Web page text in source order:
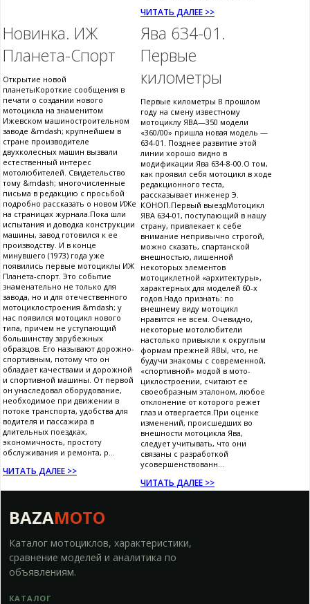
ЧИТАТЬ ДАЛЕЕ >>
Новинка. ИЖ
Планета-Спорт
Открытие новой
планетыКороткие сообщения в
печати о создании нового
мотоцикла на знаменитом
Ижевском машиностроительном
заводе &mdash; крупнейшем в
стране производителе
двухколесных машин вызвали
естественный интерес
мотолюбителей. Свидетельство
тому &mdash; многочисленные
письма в редакцию с просьбой
подробно рассказать о новом ИЖе
на страницах журнала.Пока шли
испытания и доводка конструкции
машины, завод готовился к ее
производству. И в конце
минувшего (1973) года уже
появились первые мотоциклы ИЖ
Планета-спорт. Это событие
знаменательно не только для
завода, но и для отечественного
мотоциклостроения &mdash; у
нас появился мотоцикл нового
типа, причем не уступающий
большинству зарубежных
образцов. Его называют дорожно-
спортивным, потому что он
обладает качествами и дорожной
и спортивной машины. От первой
он унаследовал оборудование,
необходимое при движении в
потоке транспорта, удобства для
водителя и пассажира в
длительных поездках,
экономичность, простоту
обслуживания и ремонта, р...
ЧИТАТЬ ДАЛЕЕ >>
Ява 634-01.
Первые
километры
Первые километры В прошлом
году на смену известному
мотоциклу ЯВА—350 модели
«360/00» пришла новая модель —
634-01. Позднее развитие этой
линии хорошо видно в
модификации Ява 634-8-00.О том,
как проявил себя мотоцикл в ходе
редакционного теста,
рассказывает инженер Э.
КОНОП.Первый выездМотоцикл
ЯВА 634-01, поступающий в нашу
страну, привлекает к себе
внимание непривычно строгой,
можно сказать, спартанской
внешностью, лишенной
некоторых элементов
мотоциклетной «архитектуры»,
характерных для моделей 60-х
годов.Надо признать: по
внешнему виду мотоцикл
нравится не всем. Очевидно,
некоторые мотолюбители
настолько привыкли к округлым
формам прежней ЯВЫ, что, не
будучи знакомы с современной,
«спортивной» модой в мото-
циклостроении, считают ее
своеобразным эталоном, любое
отклонение от которого режет
глаз и отвергается.При оценке
изменений, происшедших во
внешности мотоцикла Ява,
следует учитывать, что они
связаны с разработкой
усовершенствованн...
ЧИТАТЬ ДАЛЕЕ >>
BAZAMOTO
Каталог мотоциклов, характеристики,
сравнение моделей и аналитика по
объявлениям.
КАТАЛОГ